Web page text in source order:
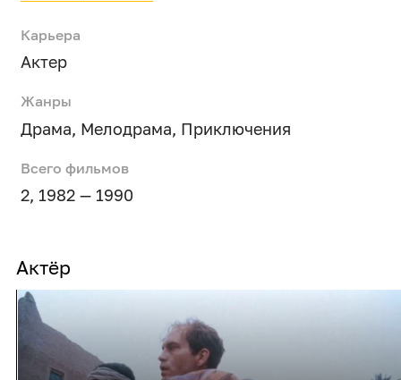
Карьера
Актер
Жанры
Драма, Мелодрама, Приключения
Всего фильмов
2, 1982 — 1990
Актёр